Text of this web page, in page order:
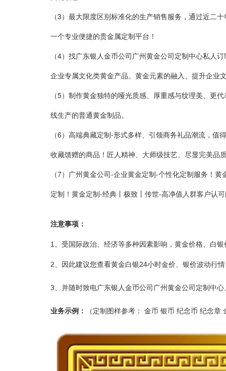
（3） 最大限度区别标准化的生产销售服务，通过近二
一个专业便捷的贵金属定制平台！
（4） 找广东银人金币公司广州黄金公司定制中心私人
企业专属文化类黄金产品。黄金元素的融入、提升企业
（5） 制作黄金独特的哑光质感、厚重感与纹理美、更
线生产的普通黄金制品。
（6） 高端典藏定制-形式多样、引领商务礼品潮流，值
收藏馈赠的商品！匠人精神、大师级技艺、尽显完美品
（7） 广州黄金公司-企业黄金定制-个性化定制服务！ 黄
定制！ 黄金定制-经典丨极致丨传世-高净值人群客户认
注意事项：
1、受国际政治、经济等多种因素影响，黄金价格、白
2、因此建议您查看黄金白银24小时金价、银价波动行
3、并随时致电广东银人金币公司广州黄金公司定制中
业务示例： （定制图样参考： 金币 银币 纪念币 纪念